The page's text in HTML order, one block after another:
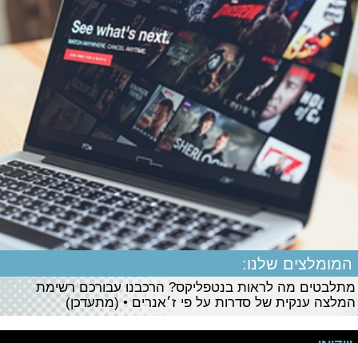
המומלצים שלנו:
מתלבטים מה לראות בנטפליקס? הרכבנו עבורכם רשימת
המלצה ענקית של סדרות על פי ז׳אנרים • (מתעדכן)